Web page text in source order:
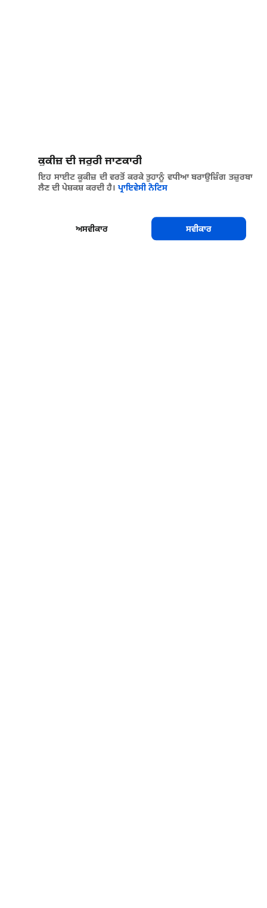
ਕੂਕੀਜ਼ ਦੀ ਜਰੂਰੀ ਜਾਣਕਾਰੀ
ਇਹ ਸਾਈਟ ਕੂਕੀਜ਼ ਦੀ ਵਰਤੋਂ ਕਰਕੇ ਤੁਹਾਨੂੰ ਵਧੀਆ ਬਰਾਉਜ਼ਿੰਗ ਤਜ਼ੁਰਬਾ
ਲੈਣ ਦੀ ਪੇਸ਼ਕਸ਼ ਕਰਦੀ ਹੈ।ਪ੍ਰਾਇਵੇਸੀ ਨੋਟਿਸ
ਅਸਵੀਕਾਰ ਸਵੀਕਾਰ